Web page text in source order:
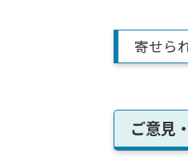
寄せら
ご意見